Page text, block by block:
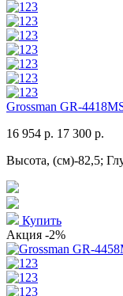
Grossman GR-
16 954 р. 17 300 р.
Высота, (см)-82,5;
Купить
Акция -2%